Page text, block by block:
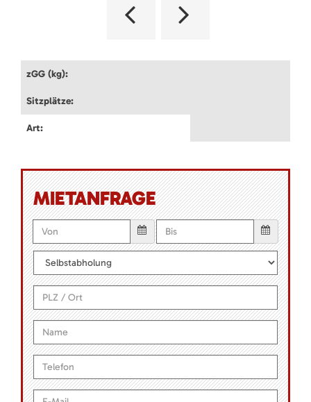
zGG (kg):
Sitzplätze:
Art:
MIETANFRAGE